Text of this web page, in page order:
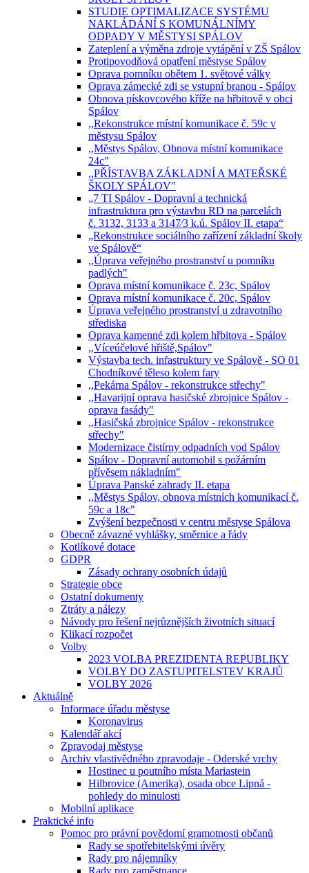
STUDIE OPTIMALIZACE SYSTÉMU
NAKLÁDÁNÍ S KOMUNÁLNÍMY
ODPADY V MĚSTYSI SPÁLOV
Zateplení a výměna zdroje vytápění v ZŠ Spálov
Protipovodňová opatření městyse Spálov
Oprava pomníku obětem 1. světové války
Oprava zámecké zdi se vstupní branou - Spálov
Obnova pískovcového kříže na hřbitově v obci
Spálov
,,Rekonstrukce místní komunikace č. 59c v
městysu Spálov
,,Městys Spálov, Obnova místní komunikace
24c"
,,PŘÍSTAVBA ZÁKLADNÍ A MATEŘSKÉ
ŠKOLY SPÁLOV"
„7 TI Spálov - Dopravní a technická
infrastruktura pro výstavbu RD na parcelách
č. 3132, 3133 a 3147⁄3 k.ú. Spálov II. etapa“
„Rekonstrukce sociálního zařízení základní školy
ve Spálově“
,,Úprava veřejného prostranství u pomníku
padlých"
Oprava místní komunikace č. 23c, Spálov
Oprava místní komunikace č. 20c, Spálov
Úprava veřejného prostranství u zdravotního
střediska
Oprava kamenné zdi kolem hřbitova - Spálov
,,Víceúčelové hřiště,Spálov"
Výstavba tech. infastruktury ve Spálově - SO 01
Chodníkové těleso kolem fary
,,Pekárna Spálov - rekonstrukce střechy"
,,Havarijní oprava hasičské zbrojnice Spálov -
oprava fasády"
,,Hasičská zbrojnice Spálov - rekonstrukce
střechy"
Modernizace čistírny odpadních vod Spálov
Spálov - Dopravní automobil s požárním
přívěsem nákladním"
Úprava Panské zahrady II. etapa
,,Městys Spálov, obnova místních komunikací č.
59c a 18c"
Zvýšení bezpečnosti v centru městyse Spálova
Obecně závazné vyhlášky, směrnice a řády
Kotlíkové dotace
GDPR
Zásady ochrany osobních údajů
Strategie obce
Ostatní dokumenty
Ztráty a nálezy
Návody pro řešení nejrůznějších životních situací
Klikací rozpočet
Volby
2023 VOLBA PREZIDENTA REPUBLIKY
VOLBY DO ZASTUPITELSTEV KRAJŮ
VOLBY 2026
Aktuálně
Informace úřadu městyse
Koronavirus
Kalendář akcí
Zpravodaj městyse
Archiv vlastivědného zpravodaje - Oderské vrchy
Hostinec u poutního místa Mariastein
Hilbrovice (Amerika), osada obce Lipná -
pohledy do minulosti
Mobilní aplikace
Praktické info
Pomoc pro právní povědomí gramotnosti občanů
Rady se spotřebitelskými úvěry
Rady pro nájemníky
Rady pro zaměstnance